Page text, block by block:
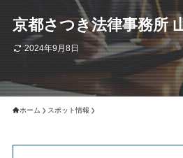
京都さつき法律事務所
2024年9月8日
ホーム スポット情報